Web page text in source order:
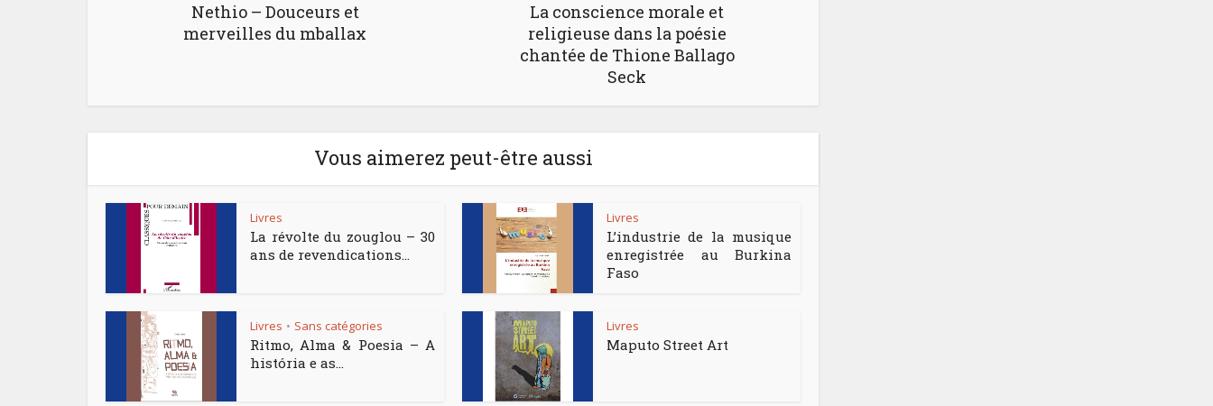
Nethio – Douceurs et
merveilles du mballax
La conscience morale et
religieuse dans la poésie
chantée de Thione Ballago
Seck
Vous aimerez peut-être aussi
Livres
La révolte du zouglou – 30
ans de revendications...
Livres
L’industrie de la musique
enregistrée au Burkina
Faso
Livres • Sans catégories
Ritmo, Alma & Poesia – A
história e as...
Livres
Maputo Street Art